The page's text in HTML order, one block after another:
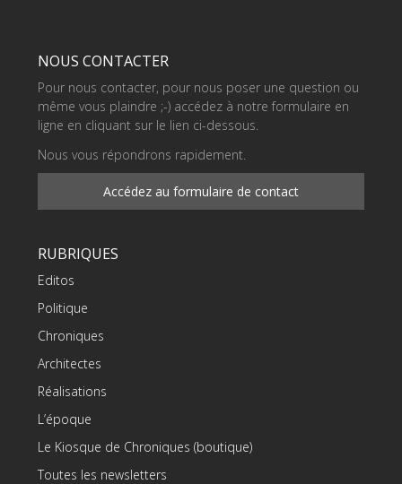
NOUS CONTACTER
Pour nous contacter, pour nous poser une question ou
même vous plaindre ;-) accédez à notre formulaire en
ligne en cliquant sur le lien ci-dessous.
Nous vous répondrons rapidement.
Accédez au formulaire de contact
RUBRIQUES
Editos
Politique
Chroniques
Architectes
Réalisations
L’époque
Le Kiosque de Chroniques (boutique)
Toutes les newsletters